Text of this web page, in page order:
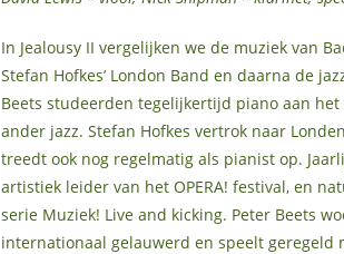
In Jealousy II vergelijken we de muziek van
Stefan Hofkes’ London Band en daarna de
Beets studeerden tegelijkertijd piano aan
ander jazz. Stefan Hofkes vertrok naar
treedt ook nog regelmatig als pianist op.
artistiek leider van het OPERA! festival, en
serie Muziek! Live and kicking. Peter Beets
internationaal gelauwerd en speelt geregeld